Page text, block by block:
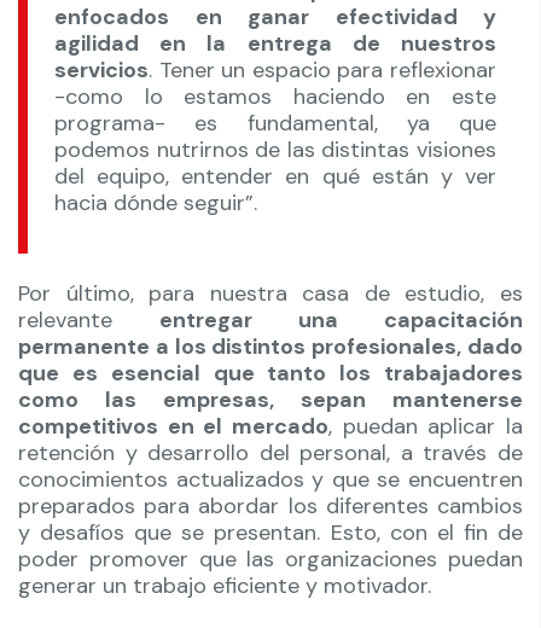
enfocados en ganar efectividad y
agilidad en la entrega de nuestros
servicios. Tener un espacio para reflexionar
-como lo estamos haciendo en este
programa- es fundamental, ya que
podemos nutrirnos de las distintas visiones
del equipo, entender en qué están y ver
hacia dónde seguir”.
Por último, para nuestra casa de estudio, es
relevante entregar una capacitación
permanente a los distintos profesionales, dado
que es esencial que tanto los trabajadores
como las empresas, sepan mantenerse
competitivos en el mercado, puedan aplicar la
retención y desarrollo del personal, a través de
conocimientos actualizados y que se encuentren
preparados para abordar los diferentes cambios
y desafíos que se presentan. Esto, con el fin de
poder promover que las organizaciones puedan
generar un trabajo eficiente y motivador.